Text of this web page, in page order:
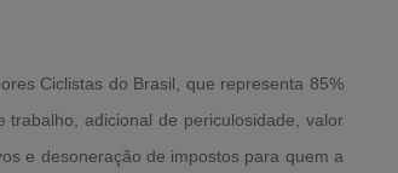
Ciclistas do Brasil, que representa 85%
adicional de periculosidade, valor
e desoneração de impostos para quem a